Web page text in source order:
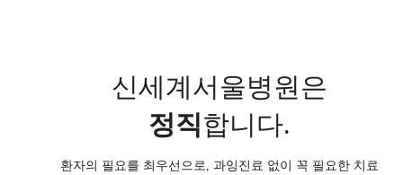
신세계서울병원은
정직합니다.
환자의 필요를 최우선으로, 과잉진료 없이 꼭 필요한 치료